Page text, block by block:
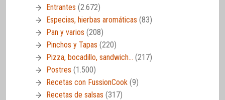
Entrantes (2.672)
Especias, hierbas aromáticas (83)
Pan y varios (208)
Pinchos y Tapas (220)
Pizza, bocadillo, sandwich… (217)
Postres (1.500)
Recetas con FussionCook (9)
Recetas de salsas (317)